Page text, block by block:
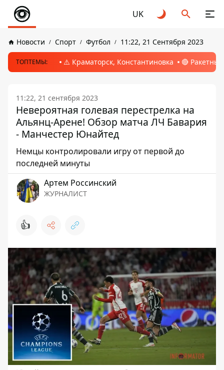
UK
Новости Спорт Футбол 11:22, 21 Сентября 2023
ТОПТЕМЫ: ⚠️ Краматорск, Константиновка 🔴
11:22, 21 сентября 2023
Невероятная голевая перестрелка на
Альянц-Арене! Обзор матча ЛЧ Бавария
- Манчестер Юнайтед
Немцы контролировали игру от первой до
последней минуты
Артем Россинский
ЖУРНАЛИСТ
👍